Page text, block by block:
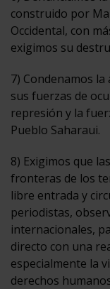
construido por
Occidental, con
exigimos su
7) Condenamos
sus fuerzas de
represión y la
Pueblo Saharaui.
8) Exigimos que
fronteras de los
libre entrada y
periodistas,
internacionales,
directo con una
especialmente la
derechos